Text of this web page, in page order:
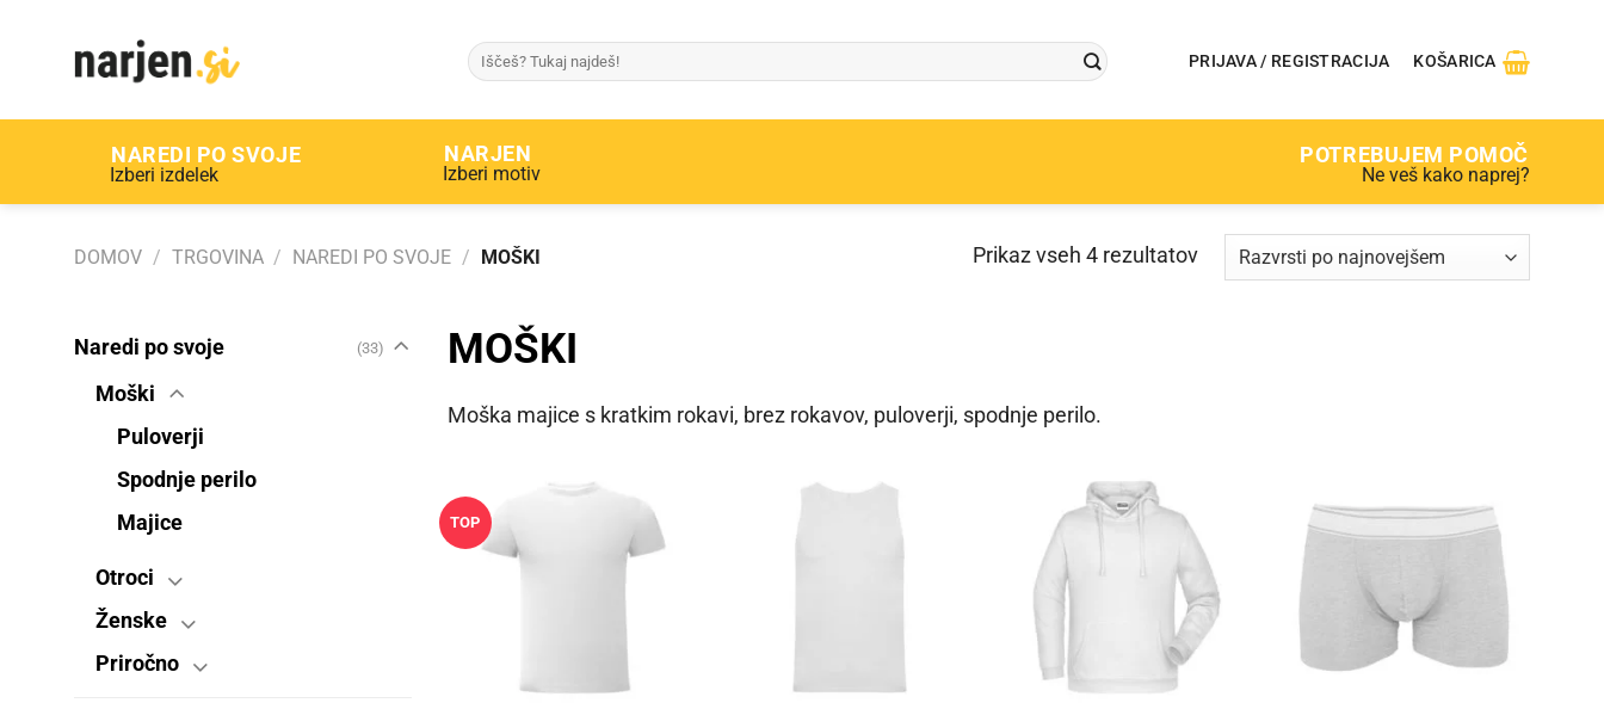
Išči: PRIJAVA / REGISTRACIJA KOŠARICA
NAREDI PO SVOJE
Izberi izdelek
NARJEN
Izberi motiv
POTREBUJEM POMOČ
Ne veš kako naprej?
DOMOV / TRGOVINA / NAREDI PO SVOJE / MOŠKI Prikaz vseh 4 rezultatov
Naredi po svoje (33)
Moški
Puloverji
Spodnje perilo
Majice
Otroci
Ženske
Priročno
MOŠKI
Moška majice s kratkim rokavi, brez rokavov, puloverji, spodnje perilo.
TOP